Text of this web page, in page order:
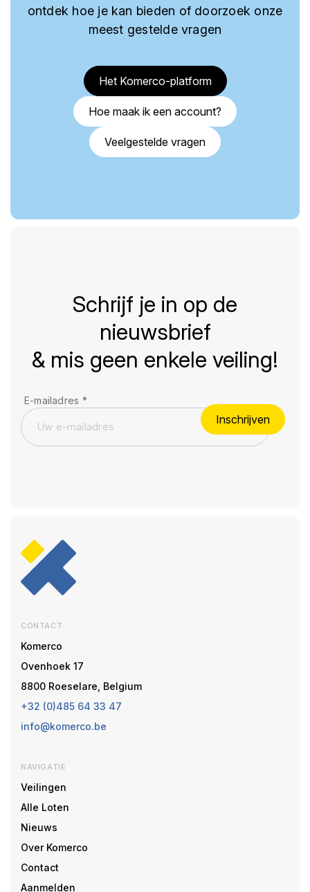
ontdek hoe je kan bieden of doorzoek onze
meest gestelde vragen
Het Komerco-platform
Hoe maak ik een account?
Veelgestelde vragen
Schrijf je in op de
nieuwsbrief
& mis geen enkele veiling!
E-mailadres *
Inschrijven
CONTACT
Komerco
Ovenhoek 17
8800 Roeselare, Belgium
+32 (0)485 64 33 47
info@komerco.be
NAVIGATIE
Veilingen
Alle Loten
Nieuws
Over Komerco
Contact
Aanmelden